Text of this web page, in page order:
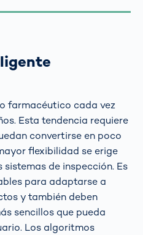
farmacéutico cada vez
Esta tendencia requiere
convertirse en poco
flexibilidad se erige
de inspección. Es
para adaptarse a
y también deben
sencillos que pueda
Los algoritmos